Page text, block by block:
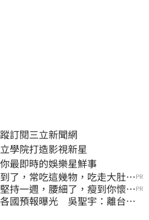
訂閱三立新聞網
學院打造影視新星
最即時的娛樂星鮮事
了，常吃這幾物，吃走大肚
PR
持一週，腰細了，瘦到你懷疑PR
國預報曝光 吳聖宇：離台灣